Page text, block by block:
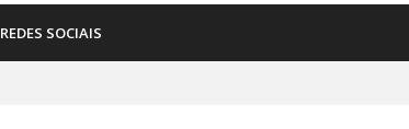
REDES SOCIAIS